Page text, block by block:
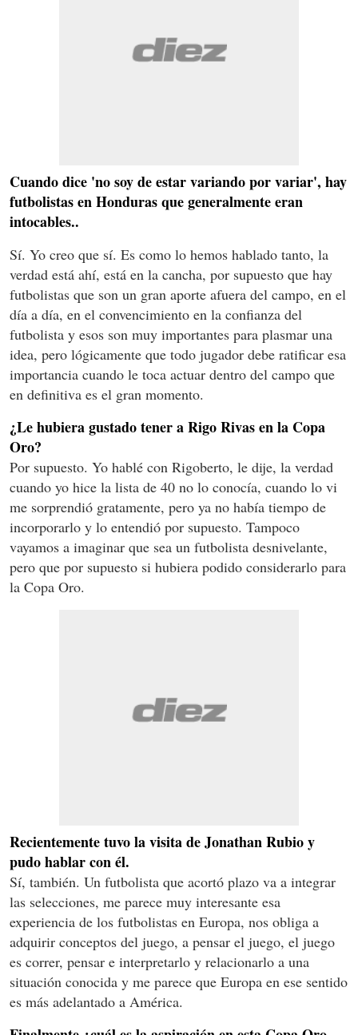
Cuando dice 'no soy de estar variando por variar', hay
futbolistas en Honduras que generalmente eran
intocables..
Sí. Yo creo que sí. Es como lo hemos hablado tanto, la
verdad está ahí, está en la cancha, por supuesto que hay
futbolistas que son un gran aporte afuera del campo, en el
día a día, en el convencimiento en la confianza del
futbolista y esos son muy importantes para plasmar una
idea, pero lógicamente que todo jugador debe ratificar esa
importancia cuando le toca actuar dentro del campo que
en definitiva es el gran momento.
¿Le hubiera gustado tener a Rigo Rivas en la Copa
Oro?
Por supuesto. Yo hablé con Rigoberto, le dije, la verdad
cuando yo hice la lista de 40 no lo conocía, cuando lo vi
me sorprendió gratamente, pero ya no había tiempo de
incorporarlo y lo entendió por supuesto. Tampoco
vayamos a imaginar que sea un futbolista desnivelante,
pero que por supuesto si hubiera podido considerarlo para
la Copa Oro.
Recientemente tuvo la visita de Jonathan Rubio y
pudo hablar con él.
Sí, también. Un futbolista que acortó plazo va a integrar
las selecciones, me parece muy interesante esa
experiencia de los futbolistas en Europa, nos obliga a
adquirir conceptos del juego, a pensar el juego, el juego
es correr, pensar e interpretarlo y relacionarlo a una
situación conocida y me parece que Europa en ese sentido
es más adelantado a América.